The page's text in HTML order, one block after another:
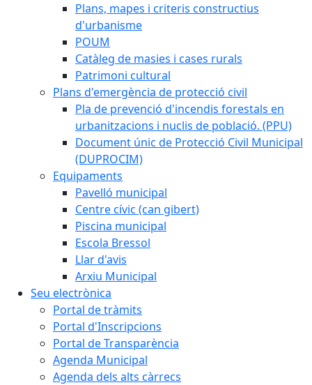
Plans, mapes i criteris constructius
d'urbanisme
POUM
Catàleg de masies i cases rurals
Patrimoni cultural
Plans d'emergència de protecció civil
Pla de prevenció d'incendis forestals en
urbanitzacions i nuclis de població. (PPU)
Document únic de Protecció Civil Municipal
(DUPROCIM)
Equipaments
Pavelló municipal
Centre cívic (can gibert)
Piscina municipal
Escola Bressol
Llar d'avis
Arxiu Municipal
Seu electrònica
Portal de tràmits
Portal d'Inscripcions
Portal de Transparència
Agenda Municipal
Agenda dels alts càrrecs